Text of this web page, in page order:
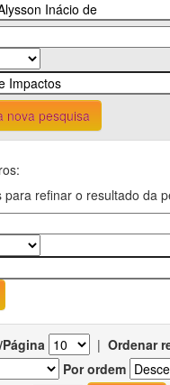
nova pesquisa
para refinar o resultado da
| Ordenar
Por ordem